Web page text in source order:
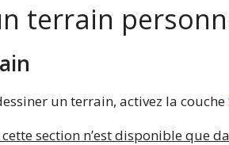
terrain
un terrain, activez la couche
section n’est disponible que